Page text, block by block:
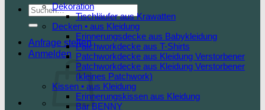
Suchen
nach:
Anfrage stellen
Anmelden
Dekoration
Tischläufer aus Krawatten
Decken • aus Kleidung
Erinnerungsdecke aus Babykleidung
Patchworkdecke aus T-Shirts
Patchworkdecke aus Kleidung Verstorbener
Patchworkdecke aus Kleidung Verstorbener
(kleines Patchwork)
Kissen • aus Kleidung
Erinnerungskissen aus Kleidung
Bär BENNY